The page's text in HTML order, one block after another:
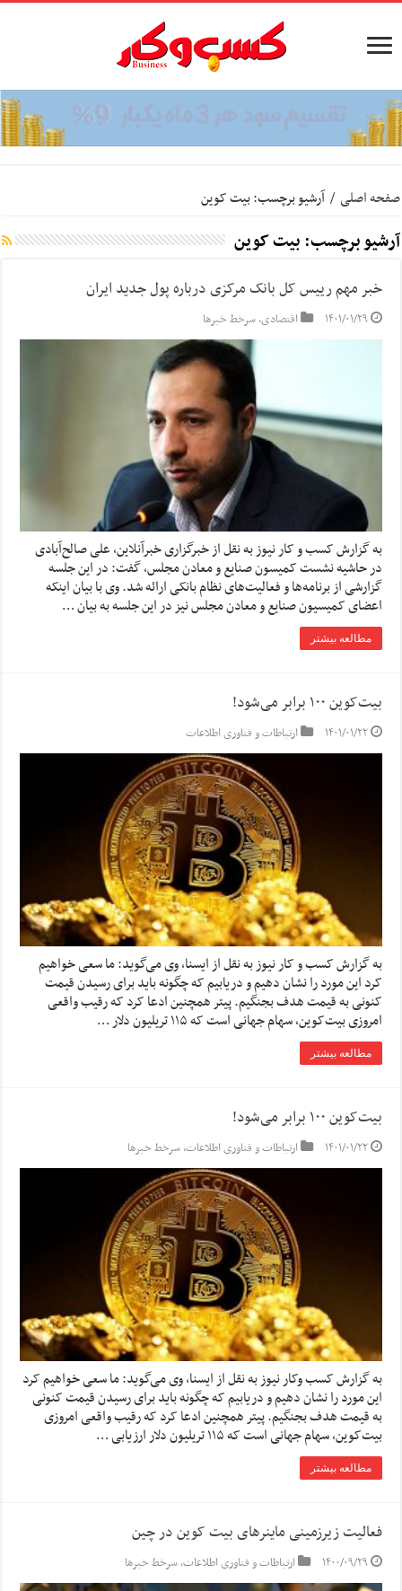
صفحه اصلی / آرشیو برچسب: بیت کوین
آرشیو برچسب:بیت کوین
خبر مهم رییس کل بانک مرکزی درباره پول جدید ایران
۱۴۰۱/۰۱/۲۹ اقتصادی,سرخط خبرها
به گزارش کسب و کار نیوز به نقل از خبرگزاری خبرآنلاین، علی صالح‌آبادی
در حاشیه نشست کمیسون صنایع و معادن مجلس، گفت: در این جلسه
گزارشی از برنامه‌ها و فعالیت‌های نظام بانکی ارائه شد. وی با بیان اینکه
اعضای کمیسیون صنایع و معادن مجلس نیز در این جلسه به بیان …
مطالعه بیشتر
بیت‌کوین ۱۰۰ برابر می‌شود!
۱۴۰۱/۰۱/۲۲ ارتباطات و فناوری اطلاعات
به گزارش کسب و کار نیوز به نقل از ایسنا، وی می‌گوید: ما سعی خواهیم
کرد این مورد را نشان دهیم و دریابیم که چگونه باید برای رسیدن قیمت
کنونی به قیمت هدف بجنگیم. پیتر همچنین ادعا کرد که رقیب واقعی
امروزی بیت‌کوین، سهام جهانی است که ۱۱۵ تریلیون دلار …
مطالعه بیشتر
بیت‌کوین ۱۰۰ برابر می‌شود!
۱۴۰۱/۰۱/۲۲ ارتباطات و فناوری اطلاعات,سرخط خبرها
به گزارش کسب وکار نیوز به نقل از ایسنا، وی می‌گوید: ما سعی خواهیم کرد
این مورد را نشان دهیم و دریابیم که چگونه باید برای رسیدن قیمت کنونی
به قیمت هدف بجنگیم. پیتر همچنین ادعا کرد که رقیب واقعی امروزی
بیت‌کوین، سهام جهانی است که ۱۱۵ تریلیون دلار ارزیابی …
مطالعه بیشتر
فعالیت زیرزمینی ماینرهای بیت کوین در چین
۱۴۰۰/۰۹/۲۹ ارتباطات و فناوری اطلاعات,سرخط خبرها